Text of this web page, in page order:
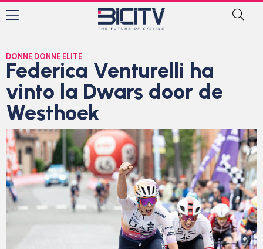
DONNE, DONNE ELITE
Federica Venturelli ha
vinto la Dwars door de
Westhoek